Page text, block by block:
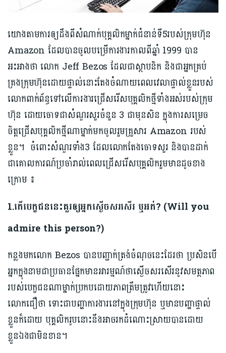
យោងតាមការឲ្យដឹងពីសំណាក់បុគ្គលិកម្នាក់ជំនាន់ទី5របស់ក្រុមហ៊ុន
Amazon ដែលបានចូលបម្រើការងារកាលពីឆ្នាំ 1999 បាន
អះអាងថា លោក Jeff Bezos ដែលជាស្ថាបនិក និងជាអ្នកគ្រប់
គ្រងក្រុមហ៊ុនដោយផ្ទាល់នោះតែងចំណាយពេលវេលាផ្ទាល់ខ្លួនរបស់
លោកពាក់ព័ន្ធទៅលើការងារជ្រើសរើសបុគ្គលិកថ្មីទាំងអស់របស់ក្រុម
ហ៊ុន ដោយចោទជាសំណួរសួរចំនួន 3 ជាមុនសិន ក្នុងការសម្រេច
ចិត្តជ្រើសបុគ្គលិកថ្មីណាម្នាក់មកចូលរួមគ្រួសារ Amazon របស់
ខ្លួន។ ចំពោះសំណួរទាំង3 ដែលលោកតែងចោទសួរ និងបានដាក់
ជាគោលការណ៍ប្រចាំរាល់ពេលជ្រើសរើសបុគ្គលិករួមមានដូចខាង
ក្រោម ៖
1.តើបេក្ខជននេះគួរឲ្យអ្នកស្ងើចសរសើរ ឬអត់? (Will you
admire this person?)
កន្លងមកលោក Bezos បានបញ្ជាក់ត្រង់ចំណុចនេះដែរថា ប្រសិនបើ
អ្នកក្នុងនាមជាប្រធានផ្នែកមានអារម្មណ៍ថាស្ងើចសរសើរនូវសមត្ថភាព
របស់បេក្ខជនណាម្នាក់ប្រកបដោយភាពត្រឹមត្រូវហើយនោះ
លោកជឿថា ទោះជាបញ្ហាការងារនៅក្នុងក្រុមហ៊ុន ឬមានបញ្ហាផ្ទាល់
ខ្លួនក៏ដោយ បុគ្គលិករូបនោះនឹងអាចរកដំណោះស្រាយបានដោយ
ខ្លួនឯងជាមិនខាន។